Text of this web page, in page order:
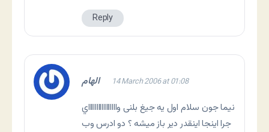
Reply
الهام 14 March 2006 at 01:08
نيما جون سلام اول يه جيغ بلنى واااااااااااااااااي
جرا اينجا اينقدر دير باز ميشه ؟ دو ادرس وب